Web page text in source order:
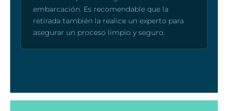
embarcación. Es recomendable que la
retirada también la realice un experto para
asegurar un proceso limpio y seguro.